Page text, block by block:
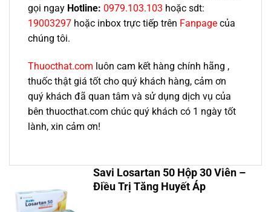
gọi ngay Hotline: 0979.103.103 hoặc sdt:
19003297 hoặc inbox trực tiếp trên Fanpage của
chúng tôi.
Thuocthat.com luôn cam kết hàng chính hãng ,
thuốc thật giá tốt cho quý khách hàng, cảm ơn
quý khách đã quan tâm và sử dụng dịch vụ của
bên thuocthat.com chúc quý khách có 1 ngày tốt
lành, xin cảm ơn!
Savi Losartan 50 Hộp 30 Viên –
Điều Trị Tăng Huyết Áp